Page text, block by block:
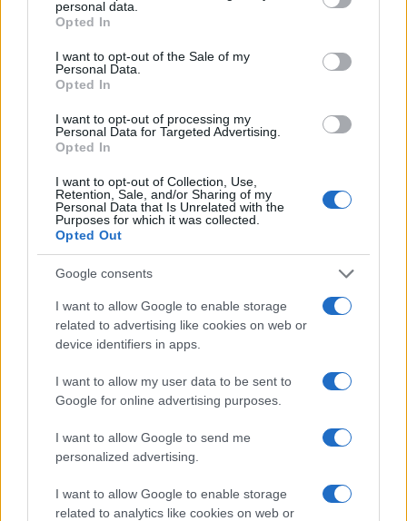
grant or deny consent to Google and its third-party tags to
use your data for below specified purposes in below Google
consent section.
personal data.
Opted In
I want to opt-out of the Sale of my
Personal Data.
Opted In
I want to opt-out of processing my
Personal Data for Targeted Advertising.
Opted In
I want to opt-out of Collection, Use,
Retention, Sale, and/or Sharing of my
Personal Data that Is Unrelated with the
Purposes for which it was collected.
Opted Out
Google consents
I want to allow Google to enable storage
related to advertising like cookies on web or
device identifiers in apps.
I want to allow my user data to be sent to
Google for online advertising purposes.
I want to allow Google to send me
personalized advertising.
I want to allow Google to enable storage
related to analytics like cookies on web or
emergentes y competencias clave
Super Street Fighter IV: más información
sobre Juri, la nueva guerrera
Los juegos de lucha, orientados sin duda a…
CIENCIA Y TECNOLOGÍA